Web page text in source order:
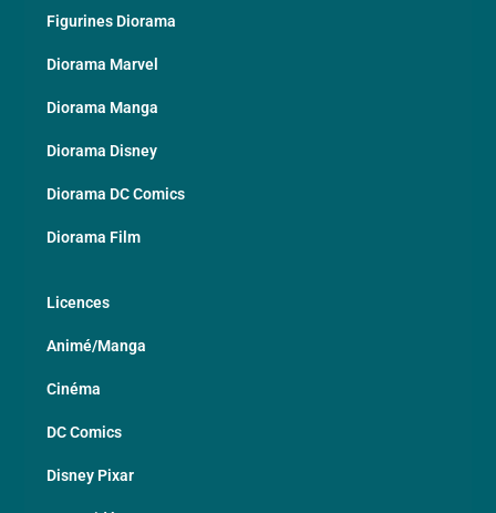
Figurines Diorama
Diorama Marvel
Diorama Manga
Diorama Disney
Diorama DC Comics
Diorama Film
Licences
Animé/Manga
Cinéma
DC Comics
Disney Pixar